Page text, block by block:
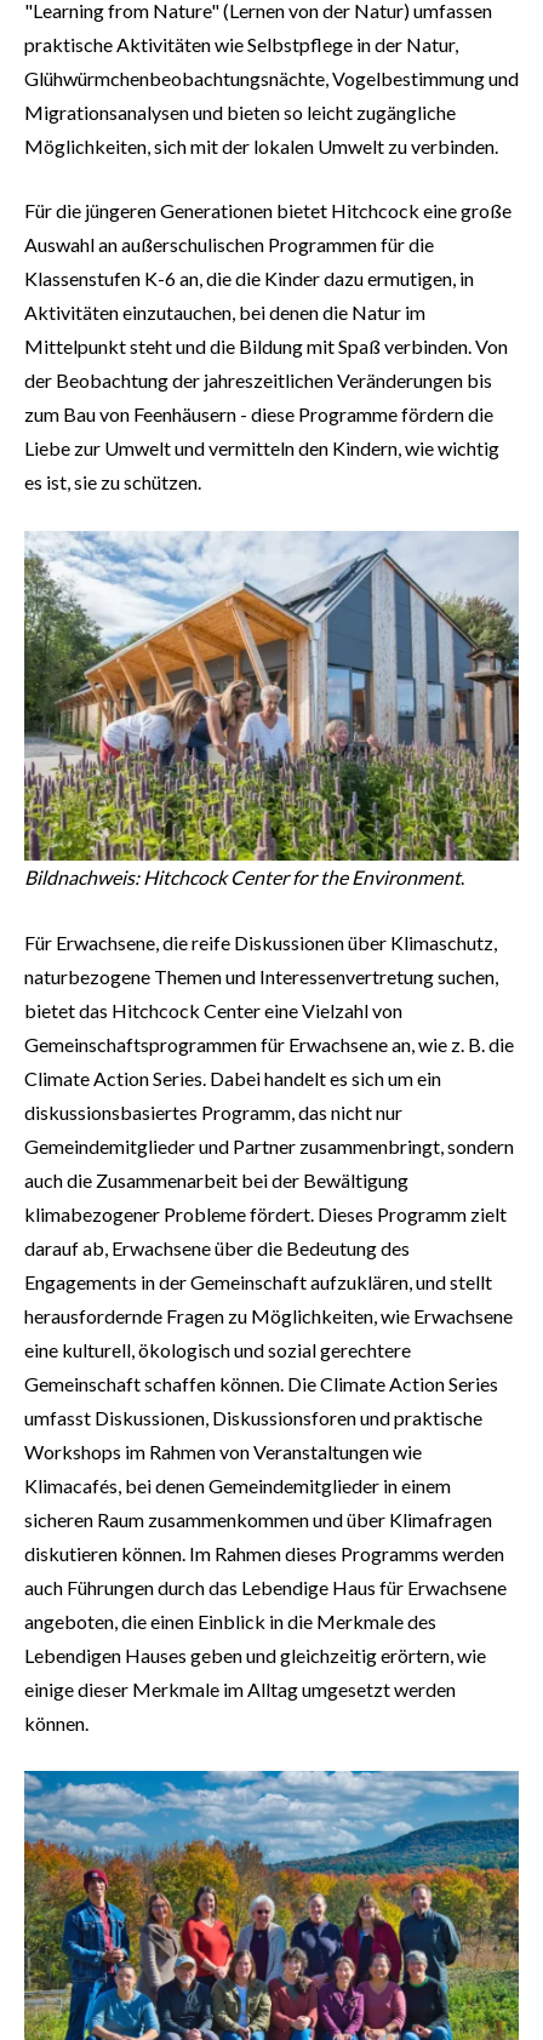
"Learning from Nature" (Lernen von der Natur) umfassen
praktische Aktivitäten wie Selbstpflege in der Natur,
Glühwürmchenbeobachtungsnächte, Vogelbestimmung und
Migrationsanalysen und bieten so leicht zugängliche
Möglichkeiten, sich mit der lokalen Umwelt zu verbinden.
Für die jüngeren Generationen bietet Hitchcock eine große
Auswahl an außerschulischen Programmen für die
Klassenstufen K-6 an, die die Kinder dazu ermutigen, in
Aktivitäten einzutauchen, bei denen die Natur im
Mittelpunkt steht und die Bildung mit Spaß verbinden. Von
der Beobachtung der jahreszeitlichen Veränderungen bis
zum Bau von Feenhäusern - diese Programme fördern die
Liebe zur Umwelt und vermitteln den Kindern, wie wichtig
es ist, sie zu schützen.
Bildnachweis: Hitchcock Center for the Environment.
Für Erwachsene, die reife Diskussionen über Klimaschutz,
naturbezogene Themen und Interessenvertretung suchen,
bietet das Hitchcock Center eine Vielzahl von
Gemeinschaftsprogrammen für Erwachsene an, wie z. B. die
Climate Action Series. Dabei handelt es sich um ein
diskussionsbasiertes Programm, das nicht nur
Gemeindemitglieder und Partner zusammenbringt, sondern
auch die Zusammenarbeit bei der Bewältigung
klimabezogener Probleme fördert. Dieses Programm zielt
darauf ab, Erwachsene über die Bedeutung des
Engagements in der Gemeinschaft aufzuklären, und stellt
herausfordernde Fragen zu Möglichkeiten, wie Erwachsene
eine kulturell, ökologisch und sozial gerechtere
Gemeinschaft schaffen können. Die Climate Action Series
umfasst Diskussionen, Diskussionsforen und praktische
Workshops im Rahmen von Veranstaltungen wie
Klimacafés, bei denen Gemeindemitglieder in einem
sicheren Raum zusammenkommen und über Klimafragen
diskutieren können. Im Rahmen dieses Programms werden
auch Führungen durch das Lebendige Haus für Erwachsene
angeboten, die einen Einblick in die Merkmale des
Lebendigen Hauses geben und gleichzeitig erörtern, wie
einige dieser Merkmale im Alltag umgesetzt werden
können.